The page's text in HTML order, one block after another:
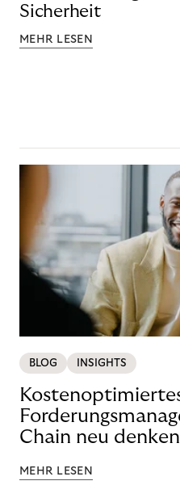
Sicherheit
MEHR LESEN
BLOG INSIGHTS
Chain neu denken
MEHR LESEN